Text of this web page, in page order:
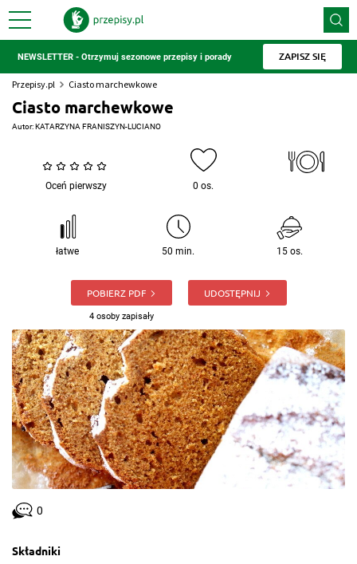
NEWSLETTER - Otrzymuj sezonowe przepisy i porady ZAPISZ SIĘ
Przepisy.pl Ciasto marchewkowe
Ciasto marchewkowe
Autor:KATARZYNA FRANISZYN-LUCIANO
Oceń pierwszy 0 os.
łatwe 50 min. 15 os.
POBIERZ PDF
4 osoby zapisały
UDOSTĘPNIJ
0
Składniki